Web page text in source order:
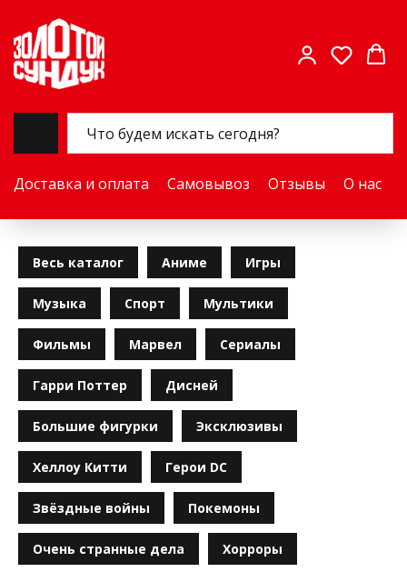
Доставка и оплата Самовывоз Отзывы О нас
Весь каталог Аниме Игры
Музыка Спорт Мультики
Фильмы Марвел Сериалы
Гарри Поттер Дисней
Большие фигурки Эксклюзивы
Хеллоу Китти Герои DC
Звёздные войны Покемоны
Очень странные дела Хорроры